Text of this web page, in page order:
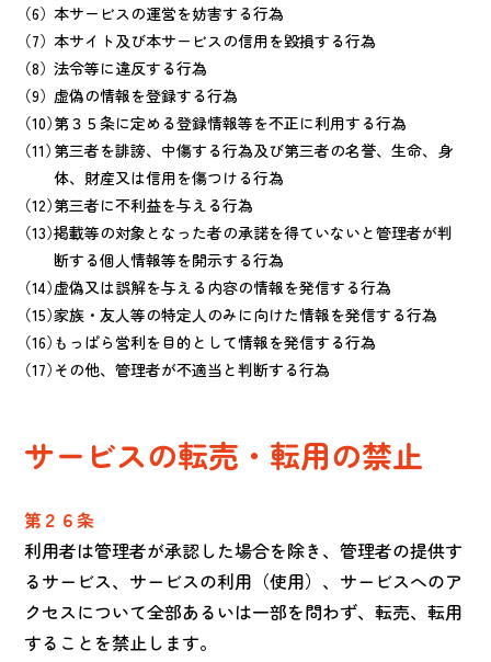
本サービスの運営を妨害する行為
本サイト及び本サービスの信用を毀損する行為
法令等に違反する行為
虚偽の情報を登録する行為
第３５条に定める登録情報等を不正に利用する行為
第三者を誹謗、中傷する行為及び第三者の名誉、生命、身
体、財産又は信用を傷つける行為
第三者に不利益を与える行為
掲載等の対象となった者の承諾を得ていないと管理者が判
断する個人情報等を開示する行為
虚偽又は誤解を与える内容の情報を発信する行為
家族・友人等の特定人のみに向けた情報を発信する行為
もっぱら営利を目的として情報を発信する行為
その他、管理者が不適当と判断する行為
サービスの転売・転用の禁止
第２６条
利用者は管理者が承認した場合を除き、管理者の提供す
るサービス、サービスの利用（使用）、サービスへのア
クセスについて全部あるいは一部を問わず、転売、転用
することを禁止します。